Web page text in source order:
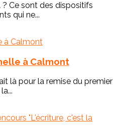
Ce sont des dispositifs
qui ne...
à Calmont
là pour la remise du premier